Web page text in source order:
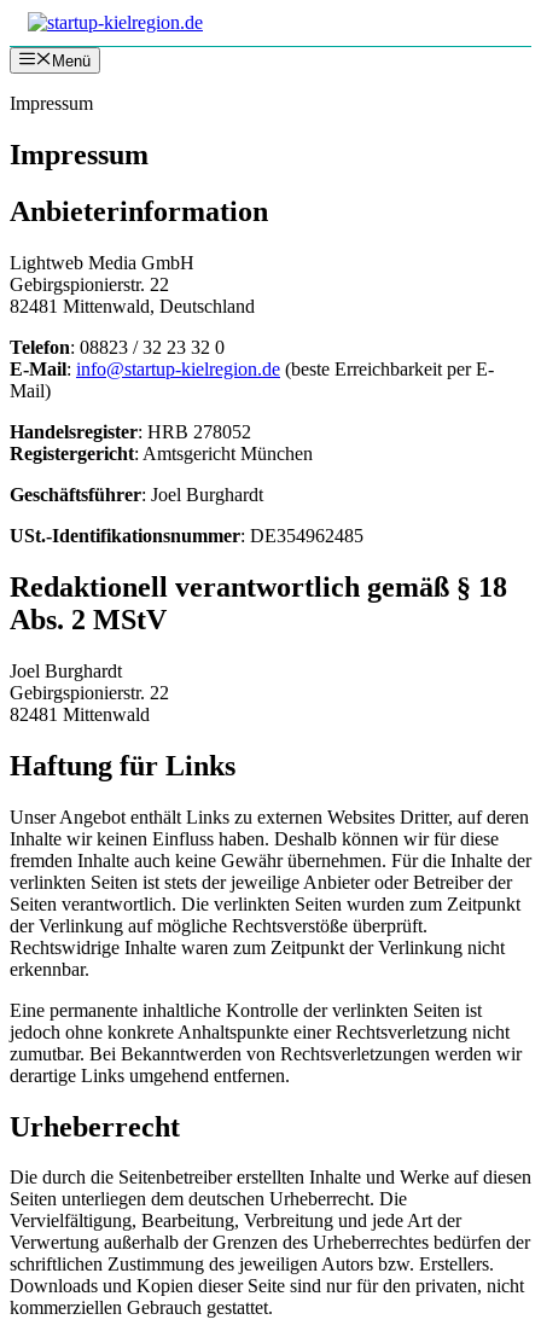
Zum
Inhalt
springenMenü
Impressum
Impressum
Anbieterinformation
Lightweb Media GmbH
Gebirgspionierstr. 22
82481 Mittenwald, Deutschland
Telefon: 08823 / 32 23 32 0
E-Mail: info@startup-kielregion.de (beste Erreichbarkeit per E-
Mail)
Handelsregister: HRB 278052
Registergericht: Amtsgericht München
Geschäftsführer: Joel Burghardt
USt.-Identifikationsnummer: DE354962485
Redaktionell verantwortlich gemäß § 18
Abs. 2 MStV
Joel Burghardt
Gebirgspionierstr. 22
82481 Mittenwald
Haftung für Links
Unser Angebot enthält Links zu externen Websites Dritter, auf deren
Inhalte wir keinen Einfluss haben. Deshalb können wir für diese
fremden Inhalte auch keine Gewähr übernehmen. Für die Inhalte der
verlinkten Seiten ist stets der jeweilige Anbieter oder Betreiber der
Seiten verantwortlich. Die verlinkten Seiten wurden zum Zeitpunkt
der Verlinkung auf mögliche Rechtsverstöße überprüft.
Rechtswidrige Inhalte waren zum Zeitpunkt der Verlinkung nicht
erkennbar.
Eine permanente inhaltliche Kontrolle der verlinkten Seiten ist
jedoch ohne konkrete Anhaltspunkte einer Rechtsverletzung nicht
zumutbar. Bei Bekanntwerden von Rechtsverletzungen werden wir
derartige Links umgehend entfernen.
Urheberrecht
Die durch die Seitenbetreiber erstellten Inhalte und Werke auf diesen
Seiten unterliegen dem deutschen Urheberrecht. Die
Vervielfältigung, Bearbeitung, Verbreitung und jede Art der
Verwertung außerhalb der Grenzen des Urheberrechtes bedürfen der
schriftlichen Zustimmung des jeweiligen Autors bzw. Erstellers.
Downloads und Kopien dieser Seite sind nur für den privaten, nicht
kommerziellen Gebrauch gestattet.